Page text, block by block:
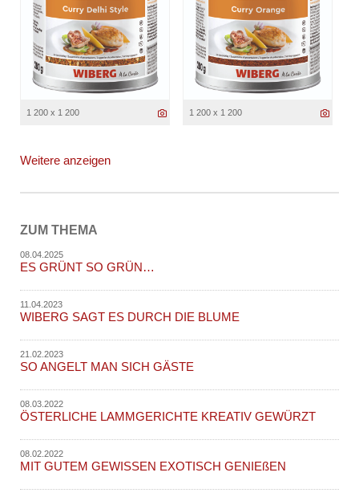
1 200 x 1 200 1 200 x 1 200
Weitere anzeigen
ZUM THEMA
08.04.2025
ES GRÜNT SO GRÜN…
11.04.2023
WIBERG SAGT ES DURCH DIE BLUME
21.02.2023
SO ANGELT MAN SICH GÄSTE
08.03.2022
ÖSTERLICHE LAMMGERICHTE KREATIV GEWÜRZT
08.02.2022
MIT GUTEM GEWISSEN EXOTISCH GENIEßEN